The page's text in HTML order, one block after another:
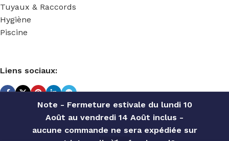
Note - Fermeture estivale du lundi 10
Août au vendredi 14 Août inclus -
aucune commande ne sera expédiée sur
Tuyaux & Raccords
Hygiène
Piscine
Liens sociaux:
TECHNIDOSE 2022 Réalisé parACS INFORMATIQUE